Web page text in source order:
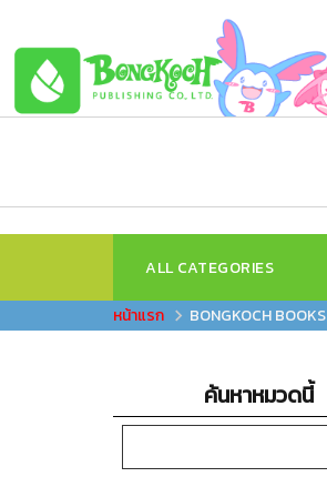
ALL CATEGORIES
BONGKOCH BOOKS
ค้นหาหมวดนี้